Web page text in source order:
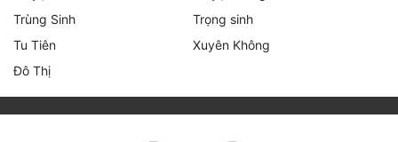
Trùng Sinh
Trọng sinh
Tu Tiên
Xuyên Không
Đô Thị